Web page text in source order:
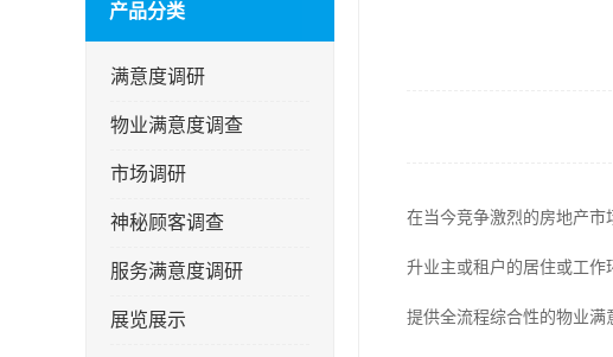
产品分类
满意度调研
物业满意度调查
市场调研
神秘顾客调查
服务满意度调研
展览展示
在当今竞争激烈的房地产
升业主或租户的居住或工
提供全流程综合性的物业满